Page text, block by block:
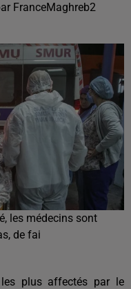
FranceMaghreb2
les médecins sont
de fai
plus affectés par le